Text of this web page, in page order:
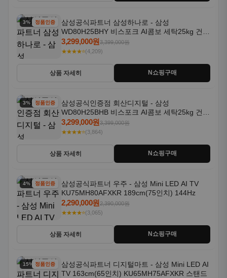
3% 할인정품인증
삼성공식파트너 삼성하나로 - 삼성
WD80H25BHY 비스포크 AI콤보 세탁25kg 건조
18kg 26년형 일체형 1등급
3,299,000원3,399,000원
★★★★⭐(4,209)
상품 자세히 N쇼핑구매
3% 할인정품인증
삼성공식인증점 회산디지털 - 삼성
WD80H25BHB 비스포크 AI콤보 세탁25kg 건조
18kg 26년형 일체형 1등급
3,299,000원3,399,000원
★★★★⭐(3,864)
상품 자세히 N쇼핑구매
4% 할인정품인증
삼성공식파트너 우주 - 삼성 Mini LED AI TV
KU75MH80AFXKR 189cm(75인치) 144Hz
2,290,000원2,390,000원
★★★★⭐(3,065)
상품 자세히 N쇼핑구매
15% 할인정품인증
삼성공식파트너 디지털마트 - 삼성 Mini LED AI
TV 163cm(65인치) KU65MH75AFXKR 스탠드